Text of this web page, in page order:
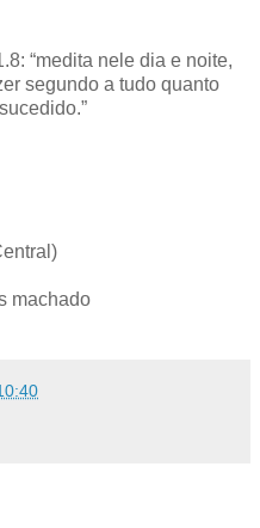
“medita nele dia e noite,
segundo a tudo quanto
machado